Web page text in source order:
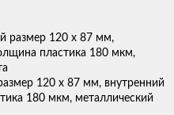
120 х 87 мм, внутренний
180 мкм, металлический